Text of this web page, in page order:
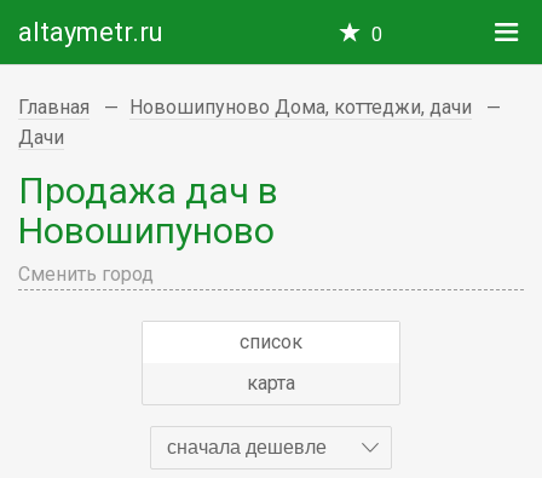
altaymetr.ru 0
Главная
Новошипуново Дома, коттеджи, дачи
Дачи
Продажа дач в
Новошипуново
Сменить город
список
карта
сначала дешевле